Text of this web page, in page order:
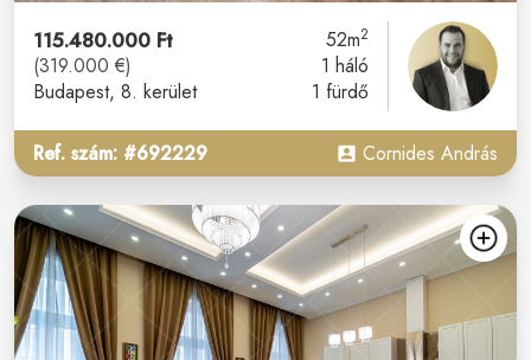
115.480.000 Ft
(319.000 €)
Budapest, 8. kerület
52m2
1 háló
1 fürdő
Ref. szám: #692229 Cornides András